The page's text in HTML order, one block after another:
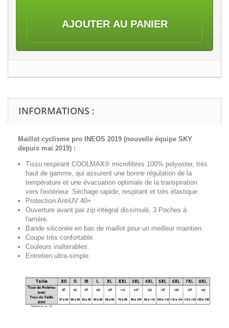
AJOUTER AU PANIER
INFORMATIONS :
Maillot cyclisme pro INEOS 2019 (nouvelle équipe SKY
depuis mai 2019) :
Tissu respirant COOLMAX® microfibres 100% polyester, très
haut de gamme, qui assurent une bonne régulation de la
température et une évacuation optimale de la transpiration
vers l'extérieur. Séchage rapide, respirant et très élastique.
Protection AntiUV 40+
Ouverture avant par zip intégral dissimulé, 3 Poches à
l'arrière.
Bande siliconée en bas de maillot pour un meilleur maintien.
Coupe très confortable.
Couleurs inaltérables.
Entretien ultra-simple.